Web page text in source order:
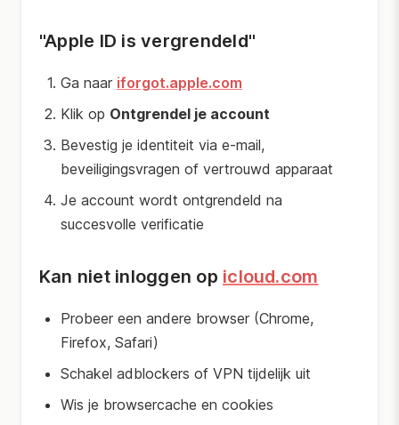
"Apple ID is vergrendeld"
Ga naar iforgot.apple.com
Klik op Ontgrendel je account
Bevestig je identiteit via e-mail,
beveiligingsvragen of vertrouwd apparaat
Je account wordt ontgrendeld na
succesvolle verificatie
Kan niet inloggen op icloud.com
Probeer een andere browser (Chrome,
Firefox, Safari)
Schakel adblockers of VPN tijdelijk uit
Wis je browsercache en cookies